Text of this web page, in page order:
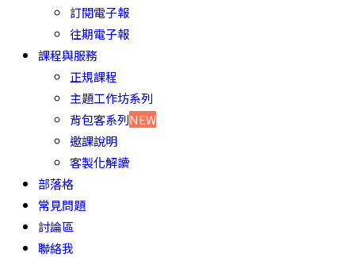
訂閱電子報
往期電子報
課程與服務
正規課程
主題工作坊系列
背包客系列NEW
邀課說明
客製化解讀
部落格
常見問題
討論區
聯絡我